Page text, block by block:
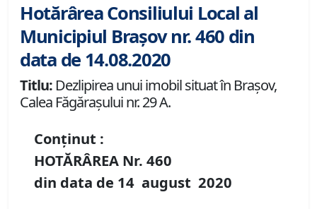
Hotărârea Consiliului Local al
Municipiul Brașov nr. 460 din
data de 14.08.2020
Titlu: Dezlipirea unui imobil situat în Brașov,
Calea Făgărașului nr. 29 A.
Conținut :
HOTĂRÂREA Nr. 460
din data de 14 august 2020